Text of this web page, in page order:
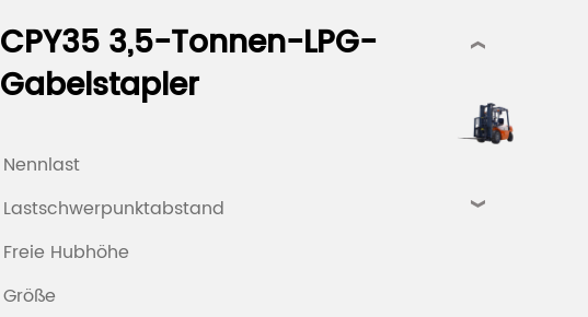
CPY35 3,5-Tonnen-LPG-
Gabelstapler
Nennlast
Lastschwerpunktabstand
Freie Hubhöhe
Größe
‹
›